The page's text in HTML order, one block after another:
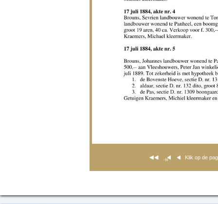
Klik op de